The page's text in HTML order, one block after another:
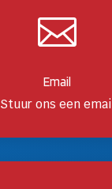

Email
Stuur ons een email